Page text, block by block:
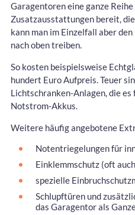
Garagentoren eine ganze
Zusatzausstattungen bereit,
kann man im Einzelfall aber
nach oben treiben.
So kosten beispielsweise
hundert Euro Aufpreis. Teuer
Lichtschranken-Anlagen, die
Notstrom-Akkus.
Weitere häufig angebotene
Notentriegelungen für
Einklemmschutz (oft
spezielle
Schlupftüren und
das Garagentor als